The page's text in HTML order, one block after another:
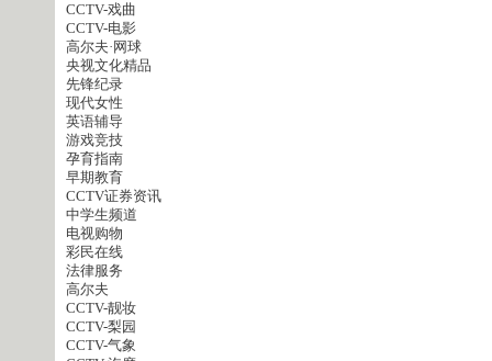
CCTV-戏曲
CCTV-电影
高尔夫·网球
央视文化精品
先锋纪录
现代女性
英语辅导
游戏竞技
孕育指南
早期教育
CCTV证券资讯
中学生频道
电视购物
彩民在线
法律服务
高尔夫
CCTV-靓妆
CCTV-梨园
CCTV-气象